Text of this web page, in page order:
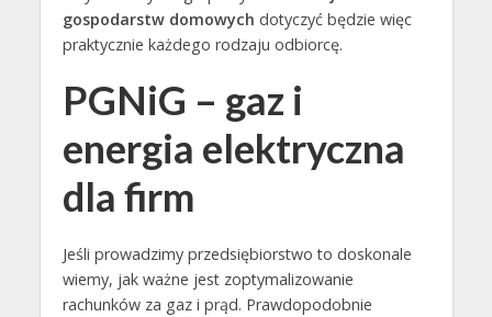
gospodarstw domowych dotyczyć będzie więc
praktycznie każdego rodzaju odbiorcę.
PGNiG – gaz i
energia elektryczna
dla firm
Jeśli prowadzimy przedsiębiorstwo to doskonale
wiemy, jak ważne jest zoptymalizowanie
rachunków za gaz i prąd. Prawdopodobnie